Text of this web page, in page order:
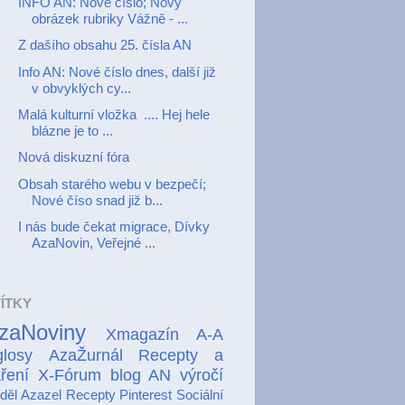
obrázek rubriky Vážně - ...
Z dašího obsahu 25. čísla AN
Info AN: Nové číslo dnes, další již
v obvyklých cy...
Malá kulturní vložka .... Hej hele
blázne je to ...
Nová diskuzní fóra
Obsah starého webu v bezpečí;
Nové číso snad již b...
I nás bude čekat migrace, Dívky
AzaNovin, Veřejné ...
Xmagazín A-A
AzaŽurnál
Recepty a
X-Fórum blog AN výročí
Azazel Recepty Pinterest Sociální